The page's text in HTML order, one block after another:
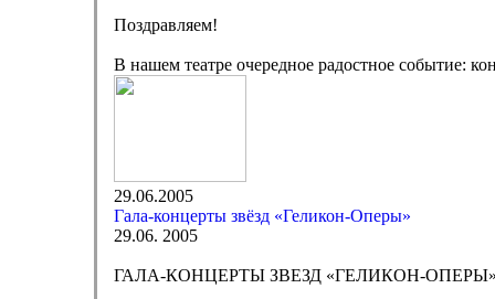
Поздравляем!
В нашем театре очередное радостное событие:
29.06.2005
Гала-концерты звёзд «Геликон-Оперы»
29.06. 2005
ГАЛА-КОНЦЕРТЫ ЗВЕЗД «ГЕЛИКОН-